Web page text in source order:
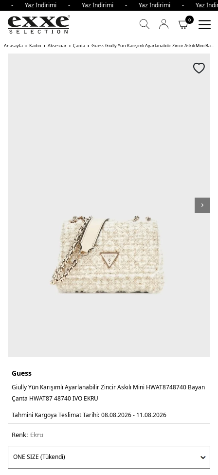
- Yaz İndirimi - Yaz İndirimi - Yaz İndirimi -
0
Anasayfa Kadın Aksesuar Çanta Guess Giully Yün Karışımlı Ayarlanabilir Zincir Askılı Mini Bayan Çanta IVO
Guess
Giully Yün Karışımlı Ayarlanabilir Zincir Askılı Mini HWAT8748740 Bayan
Çanta HWAT87 48740 IVO EKRU
Tahmini Kargoya Teslimat Tarihi: 08.08.2026 - 11.08.2026
Renk: ekru